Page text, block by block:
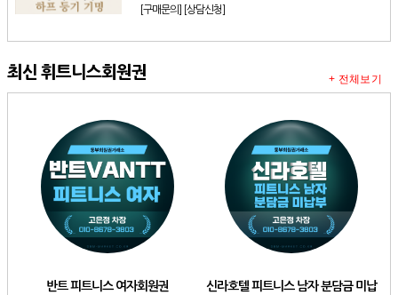
[구매문의] [상담신청]
최신 휘트니스회원권
반트 피트니스 여자회원권 신라호텔 피트니스 남자 분담금 미납
+ 전체보기